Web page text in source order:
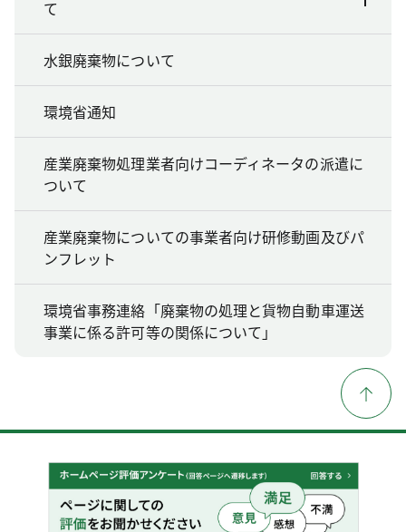
て
水銀廃棄物について
環境省通知
産業廃棄物処理業者向けコーディネータの派遣に
ついて
産業廃棄物についての事業者向け研修動画及びパ
ンフレット
環境省事務連絡「廃棄物の処理と貨物自動車運送
事業に係る許可等の関係について」